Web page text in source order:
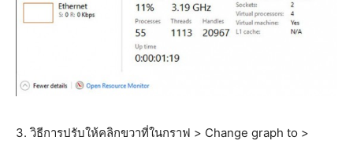
3. วิธีการปรับให้คลิกขวาที่ในกราฟ > Change graph to >